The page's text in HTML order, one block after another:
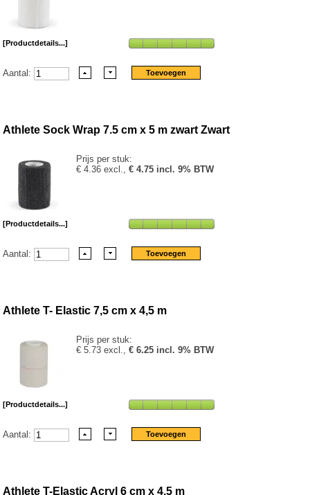
[Productdetails...]
Aantal:
Athlete Sock Wrap 7.5 cm x 5 m zwart Zwart
Prijs per stuk:
€ 4.36 excl.,€ 4.75 incl. 9% BTW
[Productdetails...]
Aantal:
Athlete T- Elastic 7,5 cm x 4,5 m
Prijs per stuk:
€ 5.73 excl.,€ 6.25 incl. 9% BTW
[Productdetails...]
Aantal:
Athlete T-Elastic Acryl 6 cm x 4,5 m